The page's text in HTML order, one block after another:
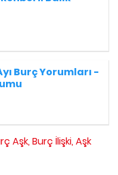
Burç Yorumları -
Aşk,Burç İlişki,Aşk